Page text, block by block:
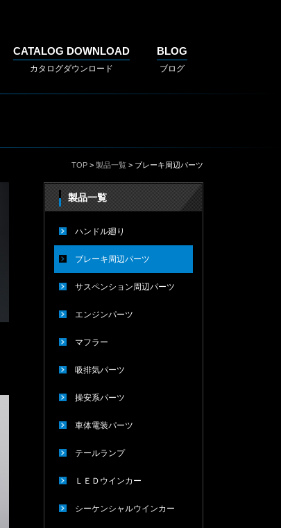
CATALOG DOWNLOAD
カタログダウンロード
BLOG
ブログ
TOP > 製品一覧 > ブレーキ周辺パーツ
製品一覧
ハンドル廻り
ブレーキ周辺パーツ
サスペンション周辺パーツ
エンジンパーツ
マフラー
吸排気パーツ
操安系パーツ
車体電装パーツ
テールランプ
ＬＥＤウインカー
シーケンシャルウインカー